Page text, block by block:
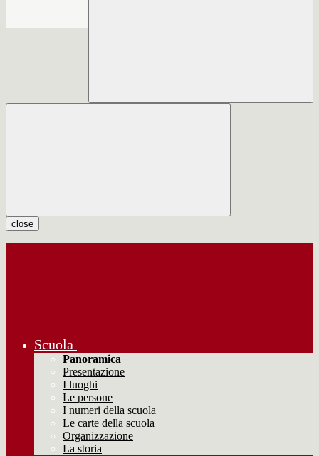
close
Scuola
Panoramica
Presentazione
I luoghi
Le persone
I numeri della scuola
Le carte della scuola
Organizzazione
La storia